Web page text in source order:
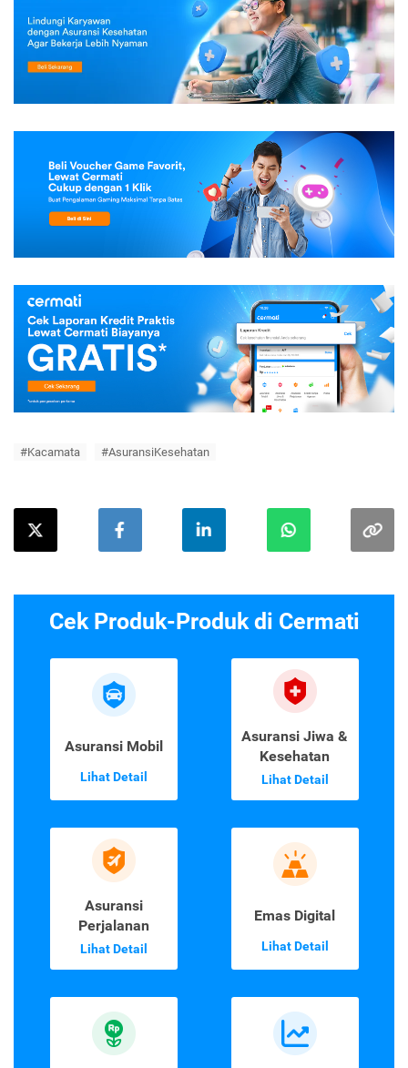
#Kacamata #AsuransiKesehatan
Cek Produk-Produk di Cermati
Asuransi Mobil
Lihat Detail
Asuransi Jiwa &
Kesehatan
Lihat Detail
Asuransi
Perjalanan
Lihat Detail
Emas Digital
Lihat Detail